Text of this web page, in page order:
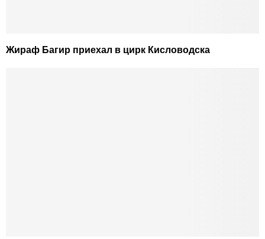
Жираф Багир приехал в цирк Кисловодска